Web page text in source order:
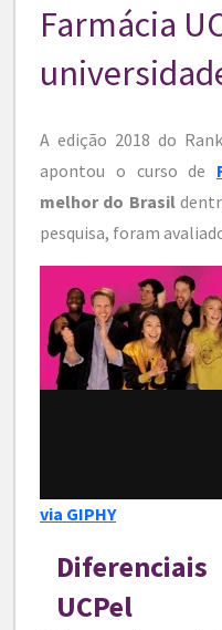
Farmácia
A edição 2018 do
apontou o curso de
melhor do Brasil
pesquisa, foram
via GIPHY
UCPel